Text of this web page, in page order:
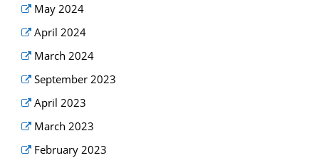
May 2024
April 2024
March 2024
September 2023
April 2023
March 2023
February 2023